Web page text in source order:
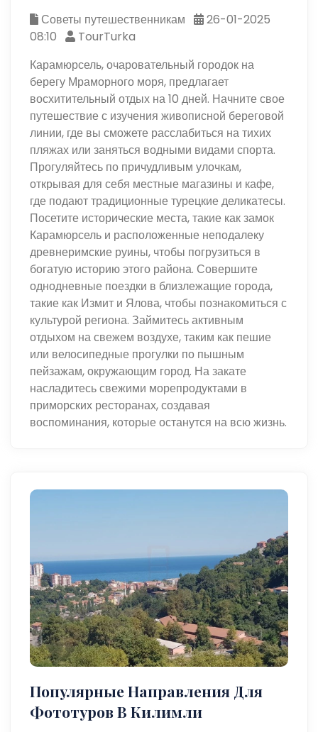
Советы путешественникам
26-01-2025
08:10
TourTurka
Карамюрсель, очаровательный городок на
берегу Мраморного моря, предлагает
восхитительный отдых на 10 дней. Начните свое
путешествие с изучения живописной береговой
линии, где вы сможете расслабиться на тихих
пляжах или заняться водными видами спорта.
Прогуляйтесь по причудливым улочкам,
открывая для себя местные магазины и кафе,
где подают традиционные турецкие деликатесы.
Посетите исторические места, такие как замок
Карамюрсель и расположенные неподалеку
древнеримские руины, чтобы погрузиться в
богатую историю этого района. Совершите
однодневные поездки в близлежащие города,
такие как Измит и Ялова, чтобы познакомиться с
культурой региона. Займитесь активным
отдыхом на свежем воздухе, таким как пешие
или велосипедные прогулки по пышным
пейзажам, окружающим город. На закате
насладитесь свежими морепродуктами в
приморских ресторанах, создавая
воспоминания, которые останутся на всю жизнь.
Популярные Направления Для
Фототуров В Килимли